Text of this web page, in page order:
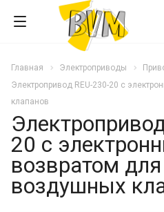
Главная Электроприводы
Электропривод REU-230-20 с
клапанов
20 с
возвратом для
воздушных